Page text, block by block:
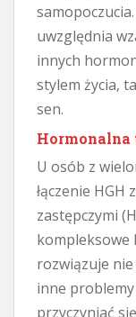
uwzględnia
innych
stylem życia,
sen.
Hormonalna
U osób z
łączenie
zastępczymi
kompleksowe
rozwiązuje
inne
przyczyniać